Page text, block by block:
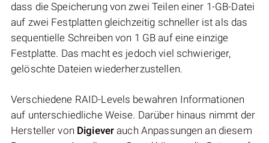
dass die Speicherung von zwei Teilen einer 1-GB-Datei
auf zwei Festplatten gleichzeitig schneller ist als das
sequentielle Schreiben von 1 GB auf eine einzige
Festplatte. Das macht es jedoch viel schwieriger,
gelöschte Dateien wiederherzustellen.
Verschiedene RAID-Levels bewahren Informationen
auf unterschiedliche Weise. Darüber hinaus nimmt der
Hersteller von Digiever auch Anpassungen an diesem